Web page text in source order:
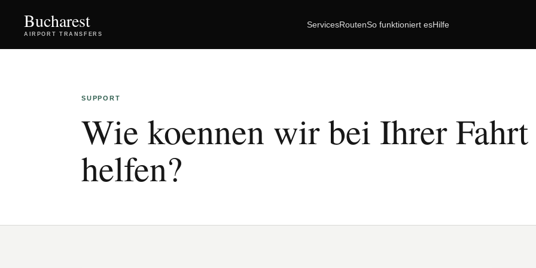
Bucharest
AIRPORT TRANSFERS
ServicesRoutenSo funktioniert esHilfe
SUPPORT
Wie koennen wir bei Ihrer Fahrt
helfen?